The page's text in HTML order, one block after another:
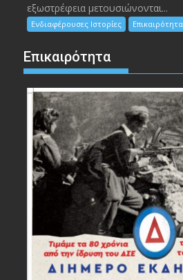
εξωστρέφεια μετουσιώνονται...
Ενδιαφέρουσες Ιστορίες Επικαιρότητα
Επικαιρότητα